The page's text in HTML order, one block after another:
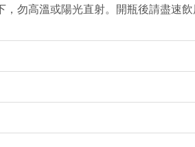
勿高溫或陽光直射。開瓶後請盡速